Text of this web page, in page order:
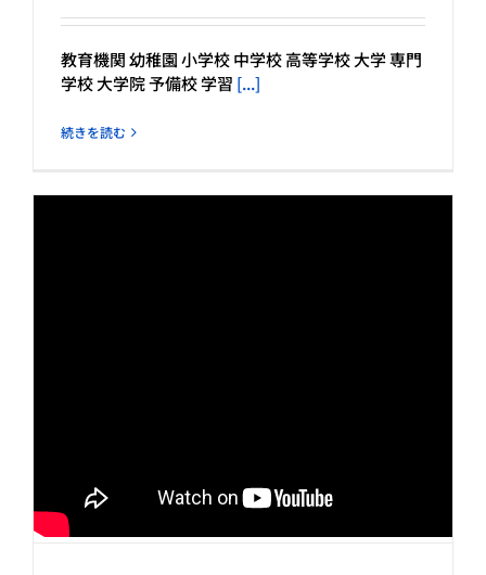
教育機関 幼稚園 小学校 中学校 高等学校 大学 専門
学校 大学院 予備校 学習 [...]
続きを読む